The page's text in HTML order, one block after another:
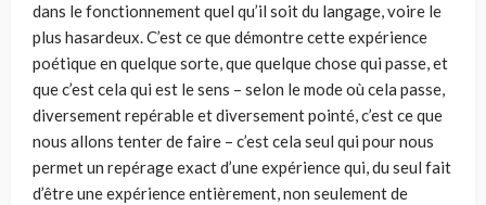
dans le fonctionnement quel qu’il soit du langage, voire le
plus hasardeux. C’est ce que démontre cette expérience
poétique en quelque sorte, que quelque chose qui passe, et
que c’est cela qui est le sens – selon le mode où cela passe,
diversement repérable et diversement pointé, c’est ce que
nous allons tenter de faire – c’est cela seul qui pour nous
permet un repérage exact d’une expérience qui, du seul fait
d’être une expérience entièrement, non seulement de